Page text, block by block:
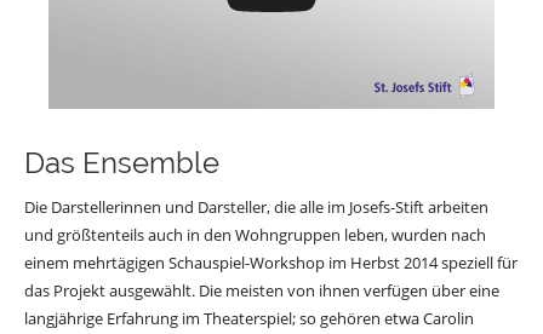
Das Ensemble
Die Darstellerinnen und Darsteller, die alle im Josefs-Stift arbeiten
und größtenteils auch in den Wohngruppen leben, wurden nach
einem mehrtägigen Schauspiel-Workshop im Herbst 2014 speziell für
das Projekt ausgewählt. Die meisten von ihnen verfügen über eine
langjährige Erfahrung im Theaterspiel; so gehören etwa Carolin